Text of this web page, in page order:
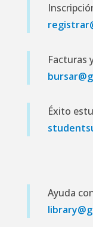
Facturas
Éxito
Ayuda